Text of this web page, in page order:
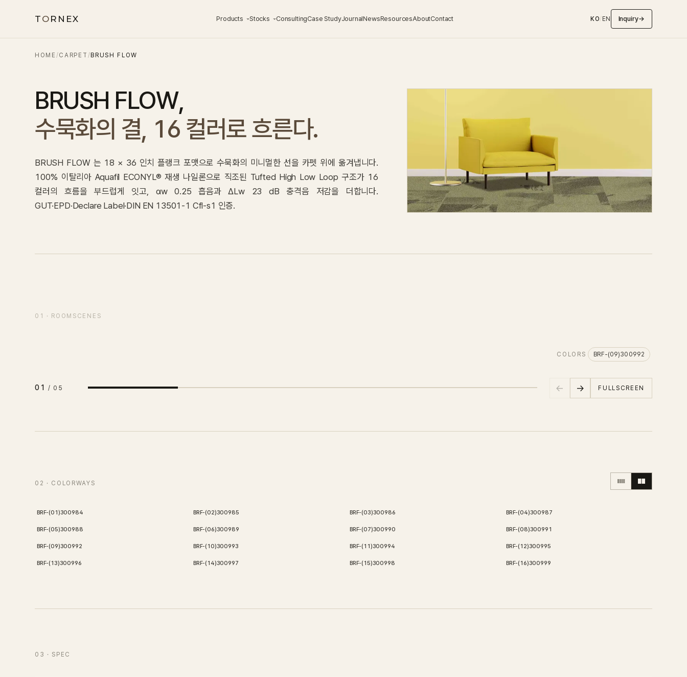
T O RNEX Products Stocks ConsultingCase StudyJournalNewsResourcesAboutContact KO/ EN Inquiry→
HOME /CARPET / BRUSH FLOW
BRUSH FLOW,
수묵화의 결, 16 컬러로 흐른다.
BRUSH FLOW 는 18 × 36 인치 플랭크 포맷으로 수묵화의 미니멀한 선을 카펫 위에 옮겨냅니다.
100% 이탈리아 Aquafil ECONYL® 재생 나일론으로 직조된 Tufted High Low Loop 구조가 16
컬러의 흐름을 부드럽게 잇고, αw 0.25 흡음과 ΔLw 23 dB 충격음 저감을 더합니다.
GUT·EPD·Declare Label·DIN EN 13501-1 Cfl-s1 인증.
01 · ROOMSCENES
COLORS BRF-(09)300992
01 / 05 ← → FULLSCREEN
02 · COLORWAYS
BRF-(01)300984 BRF-(02)300985 BRF-(03)300986 BRF-(04)300987
BRF-(05)300988 BRF-(06)300989 BRF-(07)300990 BRF-(08)300991
BRF-(09)300992 BRF-(10)300993 BRF-(11)300994 BRF-(12)300995
BRF-(13)300996 BRF-(14)300997 BRF-(15)300998 BRF-(16)300999
03 · SPEC